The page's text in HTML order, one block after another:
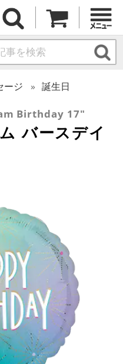
ージ 誕生日
Birthday 17"
バースデイ